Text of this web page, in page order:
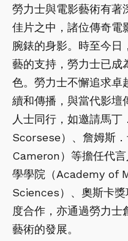
勞力士與電影藝術有著
佳片之中，諸位傳奇電
腕錶的身影。時至今日
藝的支持，勞力士已成
色。勞力士不懈追求卓
續和傳播，與當代影壇
人士同行，如邀請馬
Scorsese）、詹姆斯
Cameron）等擔任代
學學院（Academy of
Sciences）、奧斯卡
度合作，亦通過勞力士
藝術的發展。